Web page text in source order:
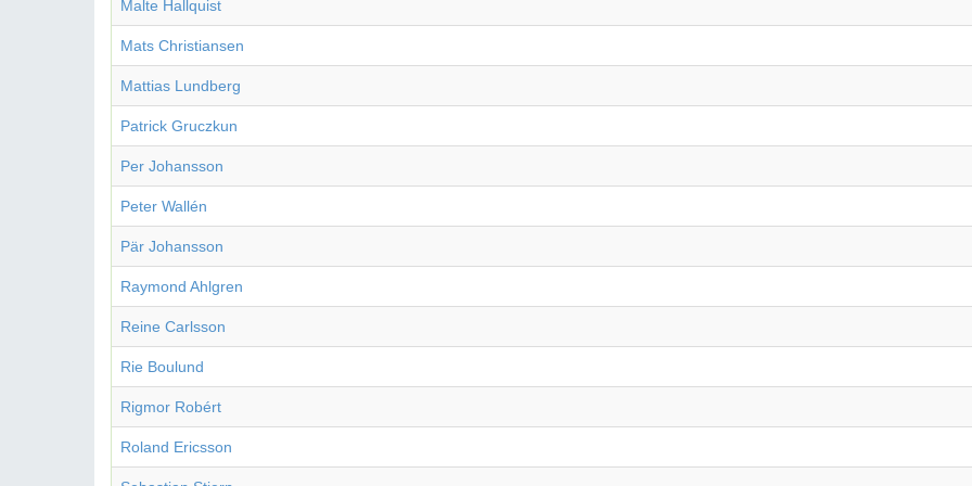
Malte Hallquist
Mats Christiansen
Mattias Lundberg
Patrick Gruczkun
Per Johansson
Peter Wallén
Pär Johansson
Raymond Ahlgren
Reine Carlsson
Rie Boulund
Rigmor Robért
Roland Ericsson